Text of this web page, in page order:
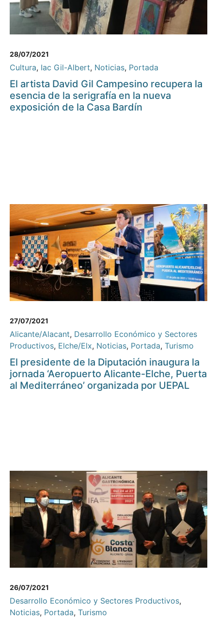
28/07/2021
Cultura, Iac Gil-Albert, Noticias, Portada
El artista David Gil Campesino recupera la
esencia de la serigrafía en la nueva
exposición de la Casa Bardín
27/07/2021
Alicante/Alacant, Desarrollo Económico y Sectores
Productivos, Elche/Elx, Noticias, Portada, Turismo
El presidente de la Diputación inaugura la
jornada ‘Aeropuerto Alicante-Elche, Puerta
al Mediterráneo’ organizada por UEPAL
26/07/2021
Desarrollo Económico y Sectores Productivos,
Noticias, Portada, Turismo